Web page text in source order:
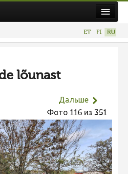
ET FI RU
lõunast
Дальше
Фото 116 из 351